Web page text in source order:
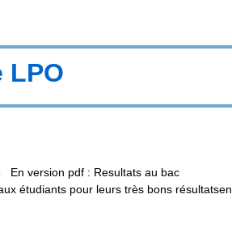
LPO
En version pdf : Resultats au bac
étudiants pour leurs très bons résultatsen